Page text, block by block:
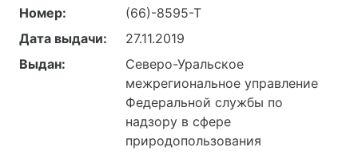
Номер:
(66)-8595-Т
Дата выдачи:
27.11.2019
Выдан:
Северо-Уральское
межрегиональное управление
Федеральной службы по
надзору в сфере
природопользования